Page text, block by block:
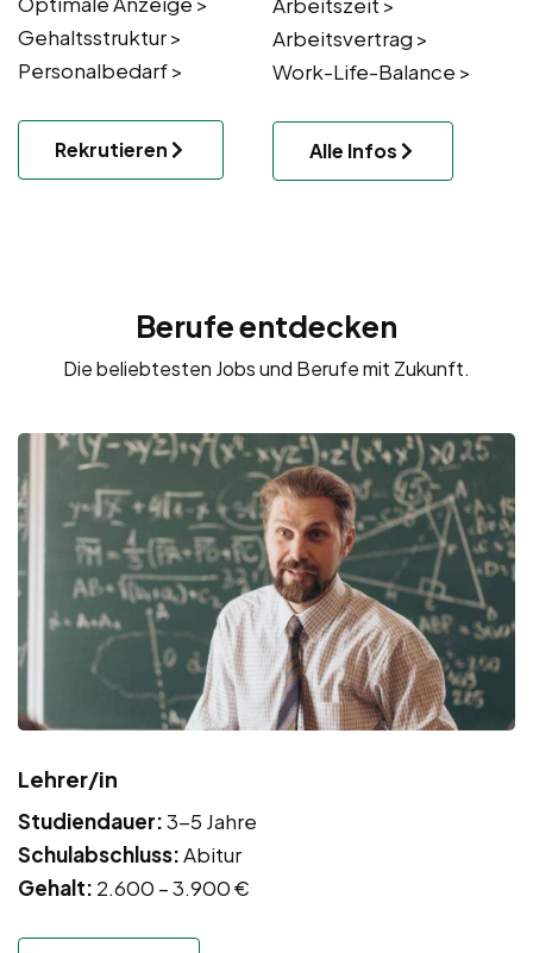
Gehaltsstruktur >
Personalbedarf >
Rekrutieren
Arbeitsvertrag >
Work-Life-Balance >
Alle Infos
Berufe entdecken
Die beliebtesten Jobs und Berufe mit Zukunft.
Lehrer/in
Studiendauer:3-5 Jahre
Schulabschluss:Abitur
Gehalt: 2.600 – 3.900 €